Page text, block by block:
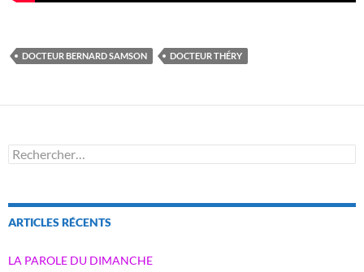
DOCTEUR BERNARD SAMSON DOCTEUR THÉRY
Rechercher :
ARTICLES RÉCENTS
LA PAROLE DU DIMANCHE